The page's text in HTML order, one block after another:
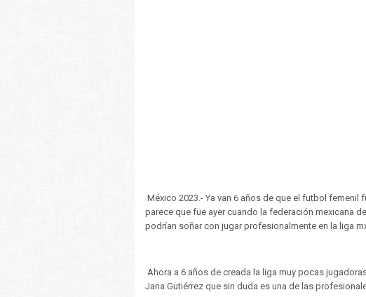
México 2023.- Ya van 6 años de que el futbol
parece que fue ayer cuando la federación mexicana
podrían soñar con jugar profesionalmente en la liga
Ahora a 6 años de creada la liga muy pocas
Jana Gutiérrez que sin duda es una de las